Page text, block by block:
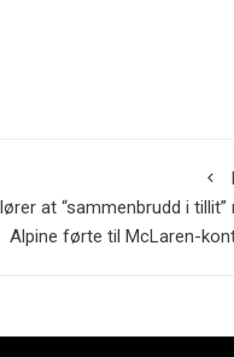
at “sammenbrudd i tillit”
Alpine førte til McLaren-